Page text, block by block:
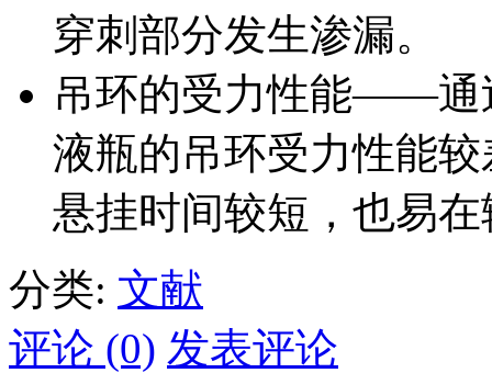
穿刺部分发生渗漏。
吊环的受力性能——通
液瓶的吊环受力性能
悬挂时间较短，也易
分类: 文献
评论 (0) 发表评论